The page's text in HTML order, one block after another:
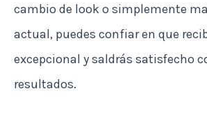
cambio de look o simplemente
actual, puedes confiar en que
excepcional y saldrás satisfecho
resultados.